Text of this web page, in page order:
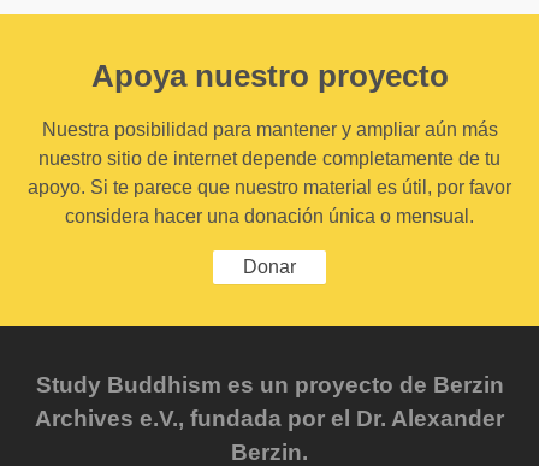
Apoya nuestro proyecto
Nuestra posibilidad para mantener y ampliar aún más
nuestro sitio de internet depende completamente de tu
apoyo. Si te parece que nuestro material es útil, por favor
considera hacer una donación única o mensual.
Donar
Study Buddhism es un proyecto de Berzin
Archives e.V., fundada por el Dr. Alexander
Berzin.